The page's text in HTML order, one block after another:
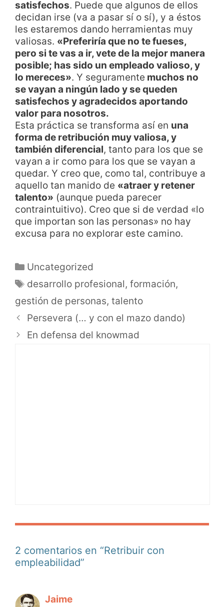
satisfechos. Puede que algunos de ellos
decidan irse (va a pasar sí o sí), y a éstos
les estaremos dando herramientas muy
valiosas. «Preferiría que no te fueses,
pero si te vas a ir, vete de la mejor manera
posible; has sido un empleado valioso, y
lo mereces». Y seguramente muchos no
se vayan a ningún lado y se queden
satisfechos y agradecidos aportando
valor para nosotros.
Esta práctica se transforma así en una
forma de retribución muy valiosa, y
también diferencial, tanto para los que se
vayan a ir como para los que se vayan a
quedar. Y creo que, como tal, contribuye a
aquello tan manido de «atraer y retener
talento» (aunque pueda parecer
contraintuitivo). Creo que si de verdad «lo
que importan son las personas» no hay
excusa para no explorar este camino.
Uncategorized
desarrollo profesional,formación,
gestión de personas, talento
Persevera (… y con el mazo dando)
En defensa del knowmad
2 comentarios en “Retribuir con
empleabilidad”
Jaime